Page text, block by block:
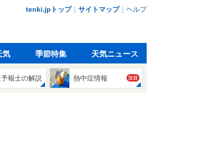
tenki.jpトップ｜ サイトマップ｜ ヘルプ
気 季節特集 天気ニュース
報士の解説 熱中症情報 注目